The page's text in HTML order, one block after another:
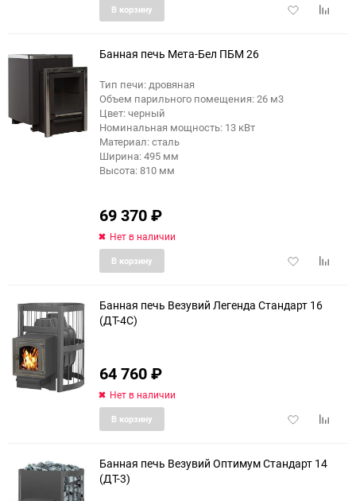
Добавить
В корзину
Банная печь Мета-Бел ПБМ 26
Тип печи: дровяная
Объем парильного помещения: 26 м3
Цвет: черный
Номинальная мощность: 13 кВт
Материал: сталь
Ширина: 495 мм
Высота: 810 мм
69 370₽
Нет в наличии
Добавить
В корзину
Банная печь Везувий Легенда Стандарт 16
(ДТ-4С)
64 760₽
Нет в наличии
Добавить
В корзину
Банная печь Везувий Оптимум Стандарт 14
(ДТ-3)